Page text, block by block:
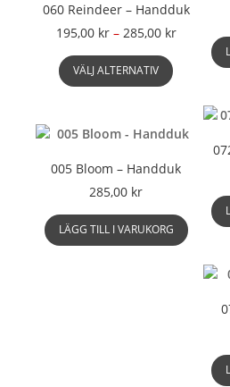
060 Reindeer – Handduk
195,00 kr – 285,00 kr
195,00 kr
VÄLJ ALTERNATIV
här
flera
varianter.
De
kan
väljas
005 Bloom – Handduk
285,00 kr
LÄGG TILL I VARUKORG